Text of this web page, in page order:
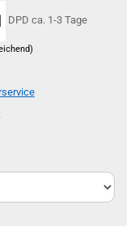
DPD ca. 1-3 Tage